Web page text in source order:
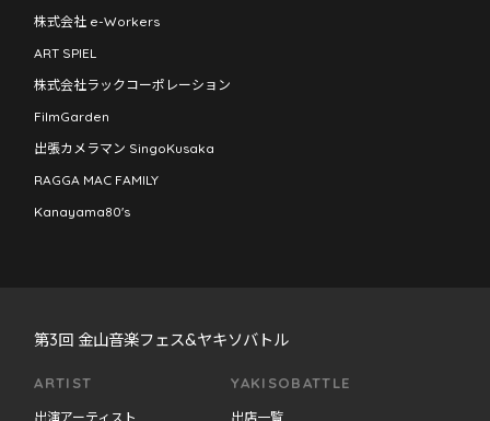
株式会社 e-Workers
ART SPIEL
株式会社ラックコーポレーション
FilmGarden
出張カメラマン SingoKusaka
RAGGA MAC FAMILY
Kanayama80's
第3回 金山音楽フェス&ヤキソバトル
ARTIST
出演アーティスト
YAKISOBATTLE
出店一覧